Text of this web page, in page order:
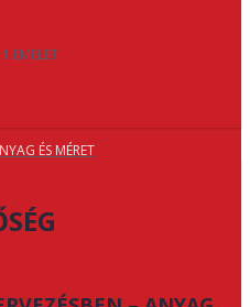
EMELET
ÉS MÉRET